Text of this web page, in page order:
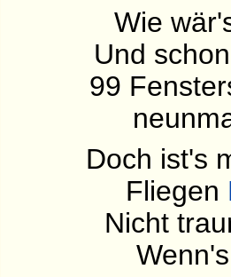
Wie
Und
99
Doch ist's
Fliegen
Nicht